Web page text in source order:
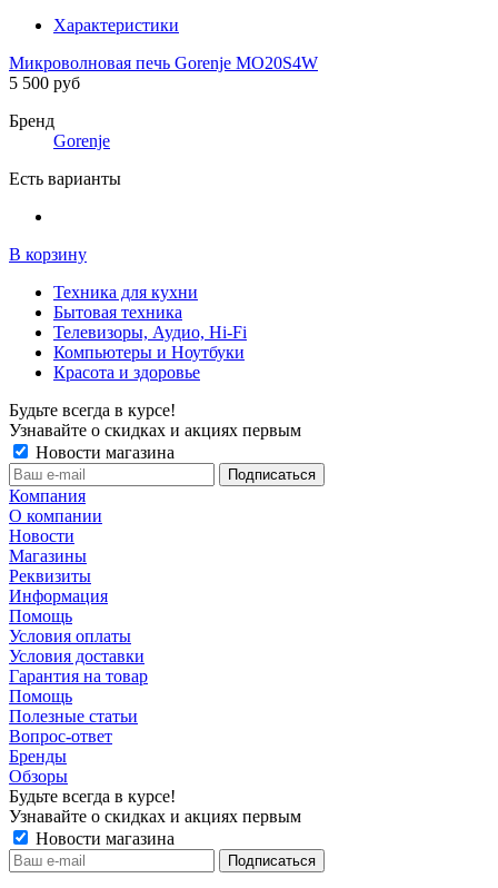
Характеристики
Микроволновая печь Gorenje MO20S4W
5 500 руб
Бренд
Gorenje
Есть варианты
В корзину
Техника для кухни
Бытовая техника
Телевизоры, Аудио, Hi-Fi
Компьютеры и Ноутбуки
Красота и здоровье
Будьте всегда в курсе!
Узнавайте о скидках и акциях первым
Новости магазина
Компания
О компании
Новости
Магазины
Реквизиты
Информация
Помощь
Условия оплаты
Условия доставки
Гарантия на товар
Помощь
Полезные статьи
Вопрос-ответ
Бренды
Обзоры
Будьте всегда в курсе!
Узнавайте о скидках и акциях первым
Новости магазина